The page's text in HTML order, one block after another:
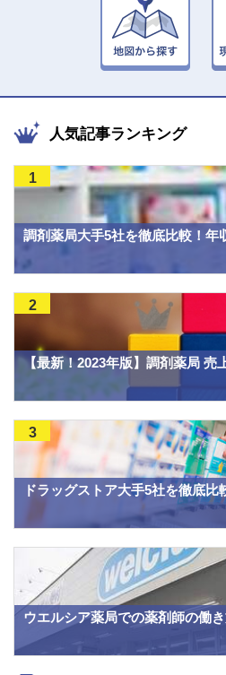
人気記事ランキング
調剤薬局大手5社を徹底比較！年
1
【最新！2023年版】調剤薬局 売
2
ドラッグストア大手5社を徹底比
3
ウエルシア薬局での薬剤師の働